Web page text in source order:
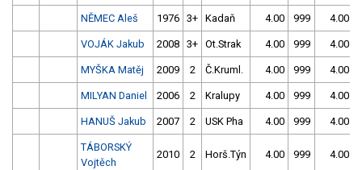
NĚMEC Aleš 1976 3+ Kadaň 4.00 999 4.00
VOJÁK Jakub 2008 3+ Ot.Strak 4.00 999 4.00
MYŠKA Matěj 2009 2 Č.Kruml. 4.00 999 4.00
MILYAN Daniel 2006 2 Kralupy 4.00 999 4.00
HANUŠ Jakub 2007 2 USK Pha 4.00 999 4.00
TÁBORSKÝ
Vojtěch
2010 2 Horš.Týn 4.00 999 4.00